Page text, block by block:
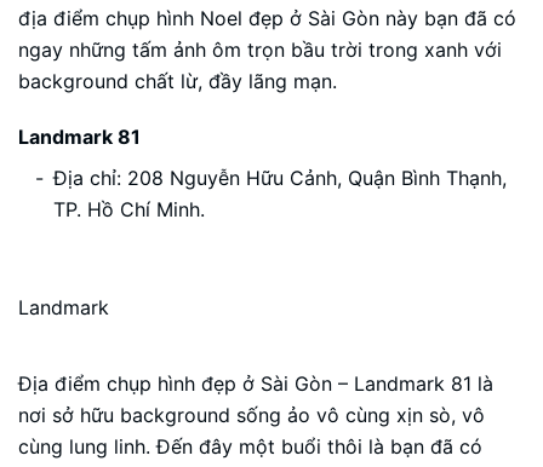
địa điểm chụp hình Noel đẹp ở Sài Gòn này bạn đã có
ngay những tấm ảnh ôm trọn bầu trời trong xanh với
background chất lừ, đầy lãng mạn.
Landmark 81
Địa chỉ: 208 Nguyễn Hữu Cảnh, Quận Bình Thạnh,
TP. Hồ Chí Minh.
Landmark
Địa điểm chụp hình đẹp ở Sài Gòn – Landmark 81 là
nơi sở hữu background sống ảo vô cùng xịn sò, vô
cùng lung linh. Đến đây một buổi thôi là bạn đã có